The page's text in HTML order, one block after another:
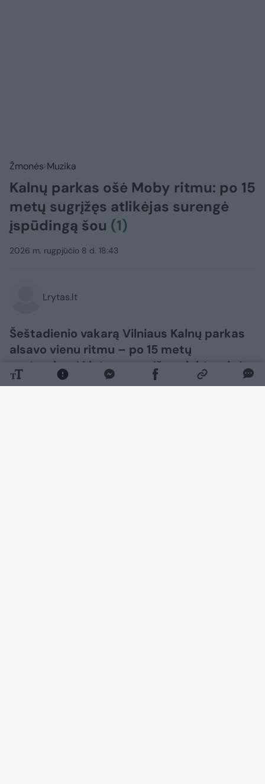
Žmonės Muzika
Kalnų parkas ošė Moby ritmu: po 15
metų sugrįžęs atlikėjas surengė
įspūdingą šou (1)
2026 m. rugpjūčio 8 d. 18:43
Lrytas.lt
Šeštadienio vakarą Vilniaus Kalnų parkas
alsavo vienu ritmu – po 15 metų
pertraukos į Lietuvą sugrįžęs elektroninės
muzikos vizionierius Moby čia surengė